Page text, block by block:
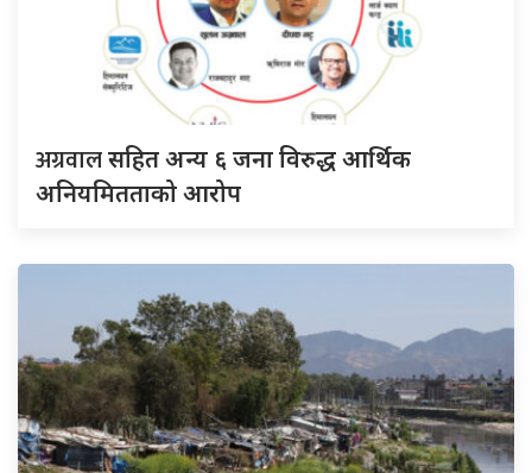
अग्रवालसहित अन्य ६ जना विरुद्ध आर्थिक
अनियमितताको आरोप